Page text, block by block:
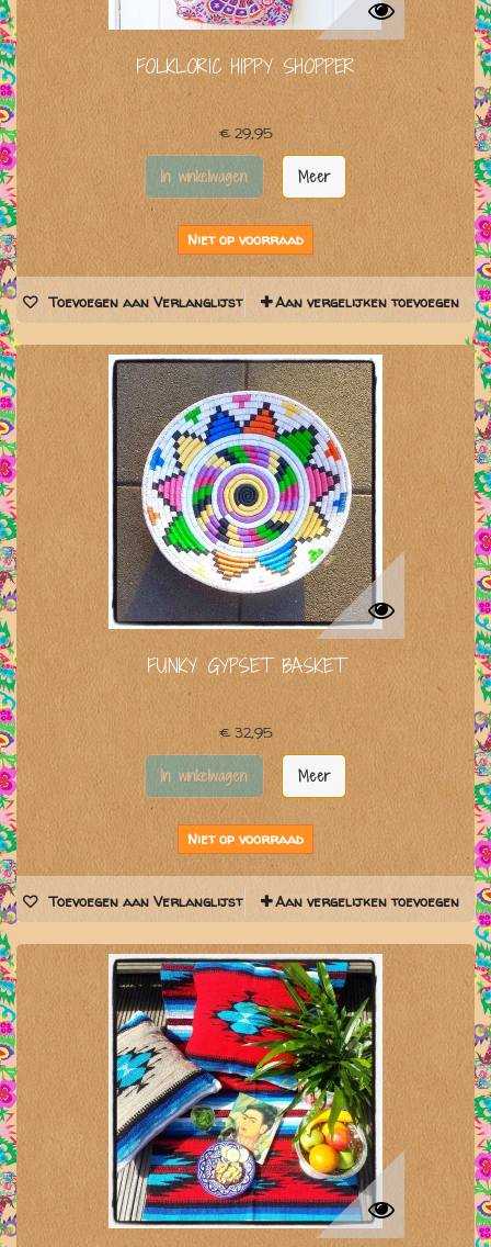
FOLKLORIC HIPPY SHOPPER
€ 29,95
In winkelwagen Meer
Niet op voorraad
Toevoegen aan Verlanglijst Aan vergelijken toevoegen
FUNKY GYPSET BASKET
€ 32,95
In winkelwagen Meer
Niet op voorraad
Toevoegen aan Verlanglijst Aan vergelijken toevoegen